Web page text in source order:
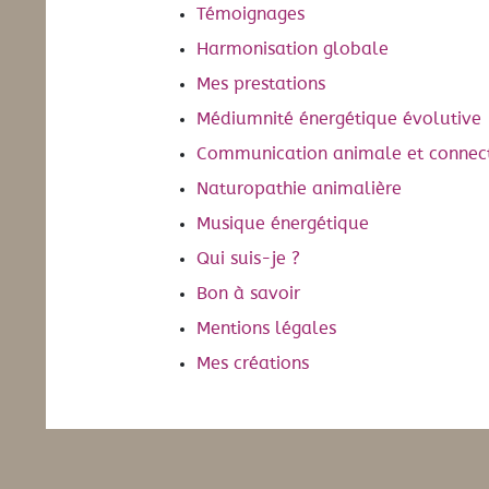
Témoignages
Harmonisation globale
Mes prestations
Médiumnité énergétique évolutive
Communication animale et
Naturopathie animalière
Musique énergétique
Qui suis-je ?
Bon à savoir
Mentions légales
Mes créations